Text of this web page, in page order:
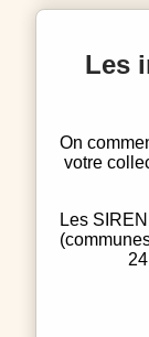
Les informations de votre
On commence par récupérer les informations de
votre
Les SIREN des collectivités commencent par 21